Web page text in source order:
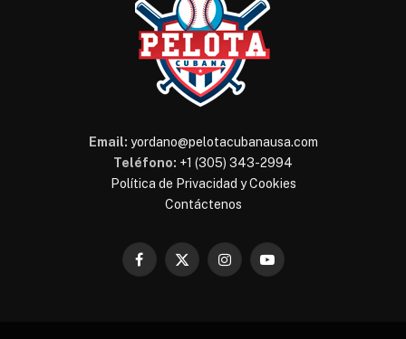
Email: yordano@pelotacubanausa.com
Teléfono: +1 (305) 343-2994
Política de Privacidad y Cookies
Contáctenos
Facebook
X
InstagramYouTube